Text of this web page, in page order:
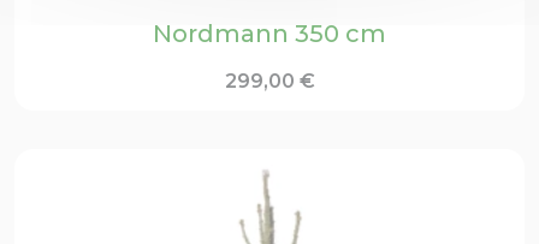
Nordmann 350 cm
299,00 €